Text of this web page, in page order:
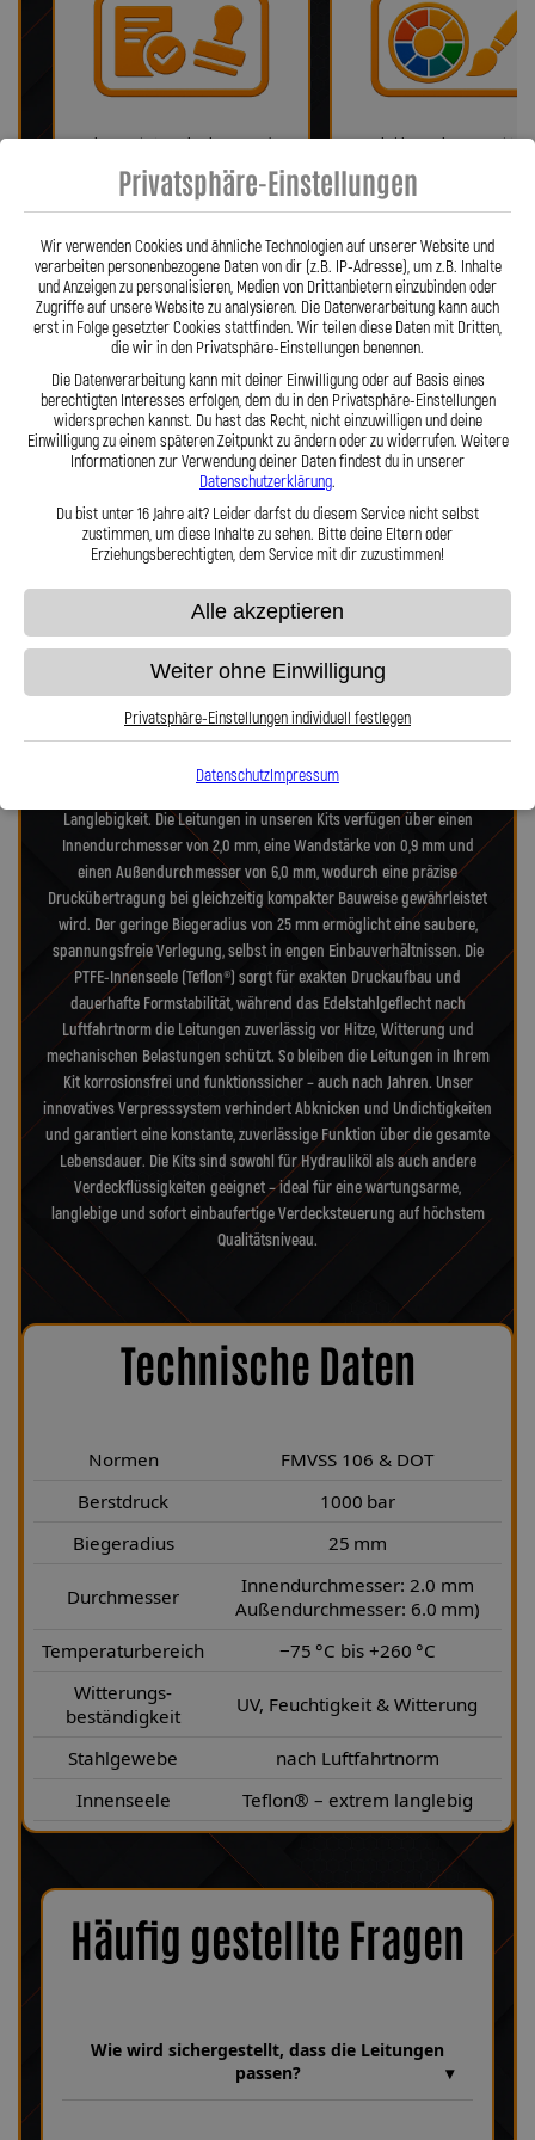
Bei uns erhalten Sie eine ABE oder
ein Teilegutachten (falls
notwendig)!
Wir bieten eine Auswahl
verschiedenen Farben!
Fragen? Unser Team ist täglich per
Telefon oder Mail für Sie da.
Einfache Montage dank
und 360° verdrehbarer
Präzision in Zahlen: Unsere technischen
Highlights
Unsere Stahlflex-Verdeckleitungs-Kits für Saab 9-3 YS3F 9-3 Cabriolet
1.8t Biopower wurden speziell für die hohen Anforderungen moderner-
und alter-Verdecksysteme entwickelt. Jedes Kit vereint Technik nach
Luftfahrtnorm, hochfeste Edelstahlanschlüsse und deutsche
Langlebigkeit. Die Leitungen in unseren Kits verfügen über einen
Innendurchmesser von 2,0 mm, eine Wandstärke von 0,9 mm und
einen Außendurchmesser von 6,0 mm, wodurch eine präzise
Druckübertragung bei gleichzeitig kompakter Bauweise gewährleistet
wird. Der geringe Biegeradius von 25 mm ermöglicht eine saubere,
spannungsfreie Verlegung, selbst in engen Einbauverhältnissen. Die
PTFE-Innenseele (Teflon®) sorgt für exakten Druckaufbau und
dauerhafte Formstabilität, während das Edelstahlgeflecht nach
Luftfahrtnorm die Leitungen zuverlässig vor Hitze, Witterung und
mechanischen Belastungen schützt. So bleiben die Leitungen in Ihrem
Kit korrosionsfrei und funktionssicher – auch nach Jahren. Unser
innovatives Verpresssystem verhindert Abknicken und Undichtigkeiten
und garantiert eine konstante, zuverlässige Funktion über die gesamte
Lebensdauer. Die Kits sind sowohl für Hydrauliköl als auch andere
Verdeckflüssigkeiten geeignet – ideal für eine wartungsarme,
langlebige und sofort einbaufertige Verdecksteuerung auf höchstem
Qualitätsniveau.
Technische Daten
Normen
FMVSS 106 & DOT
Berstdruck
1000 bar
Biegeradius
25 mm
Durchmesser
Innendurchmesser: 2.0 mm
Außendurchmesser: 6.0 mm)
Temperaturbereich
−75 °C bis +260 °C
Witterungs-
beständigkeit
UV, Feuchtigkeit & Witterung
Stahlgewebe
nach Luftfahrtnorm
Innenseele
Teflon® – extrem langlebig
Häufig gestellte Fragen
Wie wird sichergestellt, dass die Leitungen
passen?
Privatsphäre-Einstellungen
Wir verwenden Cookies und ähnliche Technologien auf unserer Website und
verarbeiten personenbezogene Daten von dir (z.B. IP-Adresse), um z.B. Inhalte
und Anzeigen zu personalisieren, Medien von Drittanbietern einzubinden oder
Zugriffe auf unsere Website zu analysieren. Die Datenverarbeitung kann auch
erst in Folge gesetzter Cookies stattfinden. Wir teilen diese Daten mit Dritten,
die wir in den Privatsphäre-Einstellungen benennen.
Die Datenverarbeitung kann mit deiner Einwilligung oder auf Basis eines
berechtigten Interesses erfolgen, dem du in den Privatsphäre-Einstellungen
widersprechen kannst. Du hast das Recht, nicht einzuwilligen und deine
Einwilligung zu einem späteren Zeitpunkt zu ändern oder zu widerrufen. Weitere
Informationen zur Verwendung deiner Daten findest du in unserer
Datenschutzerklärung.
Du bist unter 16 Jahre alt? Leider darfst du diesem Service nicht selbst
zustimmen, um diese Inhalte zu sehen. Bitte deine Eltern oder
Erziehungsberechtigten, dem Service mit dir zuzustimmen!
Alle akzeptieren
Weiter ohne Einwilligung
Privatsphäre-Einstellungen individuell festlegen
DatenschutzImpressum